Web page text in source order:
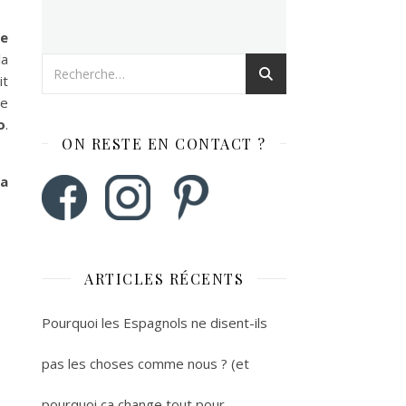
.
ON RESTE EN CONTACT ?
ARTICLES RÉCENTS
Pourquoi les Espagnols ne disent-ils
pas les choses comme nous ? (et